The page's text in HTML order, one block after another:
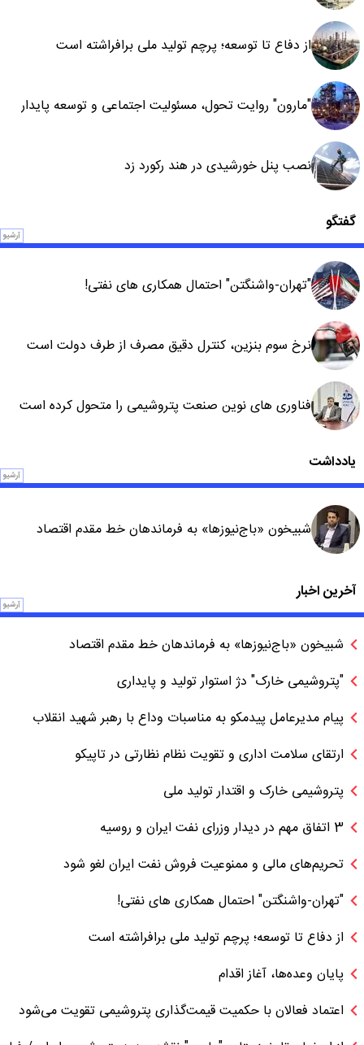
از دفاع تا توسعه؛ پرچم تولید ملی برافراشته است
"مارون" روایت تحول، مسئولیت اجتماعی و توسعه پایدار
نصب پنل خورشیدی در هند رکورد زد
گفتگو
آرشیو
"تهران-واشنگتن" احتمال همکاری های نفتی!
نرخ سوم بنزین، کنترل دقیق مصرف از طرف دولت است
فناوری های نوین صنعت پتروشیمی را متحول کرده است
یادداشت
آرشیو
شبیخون «باج‌نیوزها» به فرماندهان خط مقدم اقتصاد
آخرین اخبار
آرشیو
شبیخون «باج‌نیوزها» به فرماندهان خط مقدم اقتصاد
"پتروشیمی خارک" دژ استوار تولید و پایداری
پیام مدیرعامل پیدمکو به مناسبات وداع با رهبر شهید انقلاب
ارتقای سلامت اداری و تقویت نظام نظارتی در تاپیکو
پتروشیمی خارک و اقتدار تولید ملی
3 اتفاق مهم در دیدار وزرای نفت ایران و روسیه
تحریم‌های مالی و ممنوعیت فروش نفت ایران لغو شود
"تهران-واشنگتن" احتمال همکاری های نفتی!
از دفاع تا توسعه؛ پرچم تولید ملی برافراشته است
پایان وعده‌ها، آغاز اقدام
اعتماد فعالان با حکمیت قیمت‌گذاری پتروشیمی تقویت می‌شود